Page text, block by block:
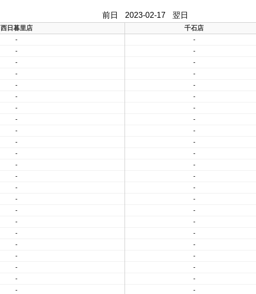
前日 2023-02-17 翌日
西日暮里店 千石店
- -
- -
- -
- -
- -
- -
- -
- -
- -
- -
- -
- -
- -
- -
- -
- -
- -
- -
- -
- -
- -
- -
- -